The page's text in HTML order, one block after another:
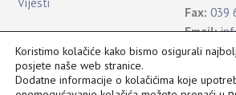
Fax: 039
Email:
Koristimo kolačiće kako bismo osigurali
posjete naše web stranice.
Dodatne informacije o kolačićima koje